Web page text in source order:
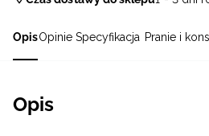
OpisOpinie Specyfikacja Pranie i
Opis